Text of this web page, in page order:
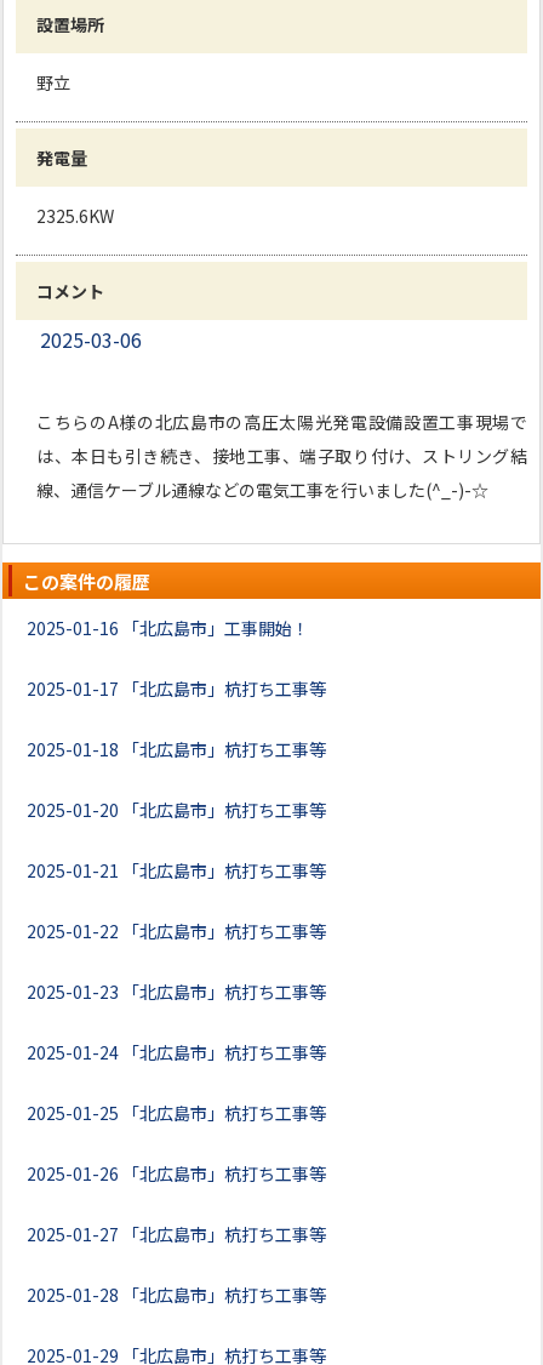
設置場所
野立
発電量
2325.6KW
コメント
2025-03-06
こちらのA様の北広島市の高圧太陽光発電設備設置工事現場で
は、本日も引き続き、接地工事、端子取り付け、ストリング結
線、通信ケーブル通線などの電気工事を行いました(^_-)-☆
この案件の履歴
2025-01-16 「北広島市」工事開始！
2025-01-17 「北広島市」杭打ち工事等
2025-01-18 「北広島市」杭打ち工事等
2025-01-20 「北広島市」杭打ち工事等
2025-01-21 「北広島市」杭打ち工事等
2025-01-22 「北広島市」杭打ち工事等
2025-01-23 「北広島市」杭打ち工事等
2025-01-24 「北広島市」杭打ち工事等
2025-01-25 「北広島市」杭打ち工事等
2025-01-26 「北広島市」杭打ち工事等
2025-01-27 「北広島市」杭打ち工事等
2025-01-28 「北広島市」杭打ち工事等
2025-01-29 「北広島市」杭打ち工事等